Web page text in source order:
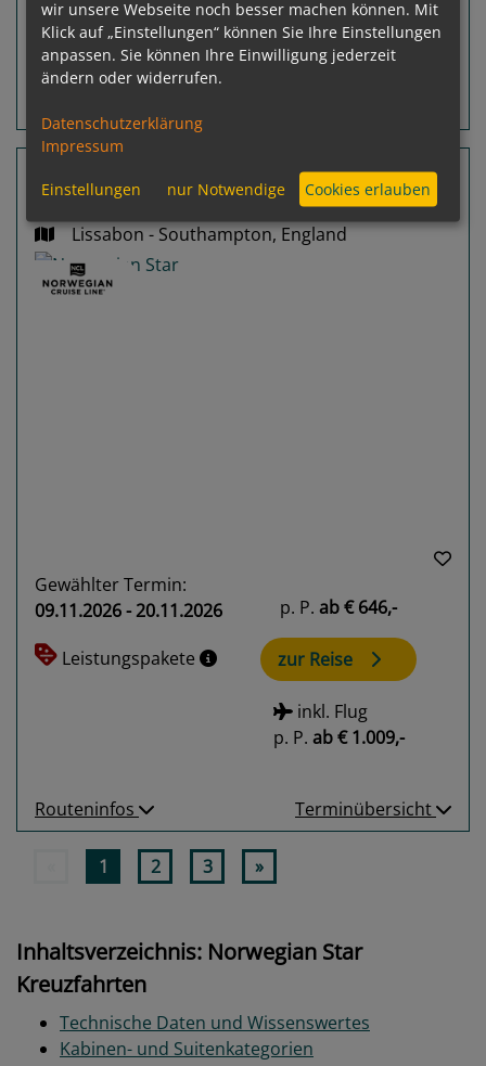
inkl. Flug
p. P. ab€ 1.360,-
11 Nächte Kanaren, Portugal, Frankreich
Lissabon - Southampton, England
Gewählter Termin:
09.11.2026 - 20.11.2026
Leistungspakete
p. P. ab€ 646,-
zur Reise
inkl. Flug
p. P. ab€ 1.009,-
Routeninfos Terminübersicht
1 2 3 »
Inhaltsverzeichnis: Norwegian Star
Kreuzfahrten
Technische Daten und Wissenswertes
Kabinen- und Suitenkategorien
wir unsere Webseite noch besser machen können. Mit
Klick auf „Einstellungen“ können Sie Ihre Einstellungen
anpassen. Sie können Ihre Einwilligung jederzeit
ändern oder widerrufen.
Datenschutzerklärung
Impressum
Einstellungen nur Notwendige Cookies erlauben